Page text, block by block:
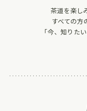
茶道を楽し
すべての方
「今、知りた